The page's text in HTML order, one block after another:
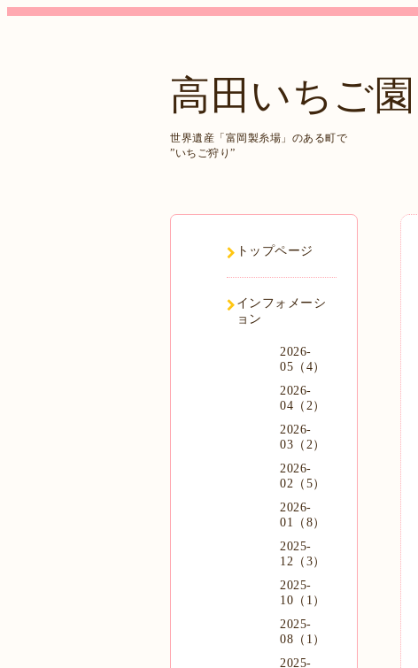
高田いちご園
世界遺産「富岡製糸場」のある町で
”いちご狩り”
トップページ
インフォメーシ
ョン
2026-
05（4）
2026-
04（2）
2026-
03（2）
2026-
02（5）
2026-
01（8）
2025-
12（3）
2025-
10（1）
2025-
08（1）
2025-